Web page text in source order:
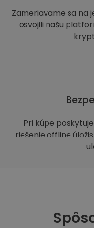
Zameriavame sa na
osvojili našu
Pri kúpe
riešenie offline